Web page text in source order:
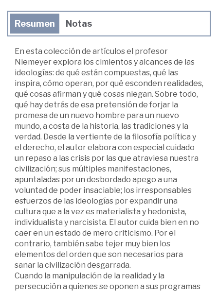
Resumen Notas
En esta colección de artículos el profesor
Niemeyer explora los cimientos y alcances de las
ideologías: de qué están compuestas, qué las
inspira, cómo operan, por qué esconden realidades,
qué cosas afirman y qué cosas niegan. Sobre todo,
qué hay detrás de esa pretensión de forjar la
promesa de un nuevo hombre para un nuevo
mundo, a costa de la historia, las tradiciones y la
verdad. Desde la vertiente de la filosofía política y
el derecho, el autor elabora con especial cuidado
un repaso a las crisis por las que atraviesa nuestra
civilización; sus múltiples manifestaciones,
apuntaladas por un desbordado apego a una
voluntad de poder insaciable; los irresponsables
esfuerzos de las ideologías por expandir una
cultura que a la vez es materialista y hedonista,
individualista y narcisista. El autor cuida bien en no
caer en un estado de mero criticismo. Por el
contrario, también sabe tejer muy bien los
elementos del orden que son necesarios para
sanar la civilización desgarrada.
Cuando la manipulación de la realidad y la
persecución a quienes se oponen a sus programas